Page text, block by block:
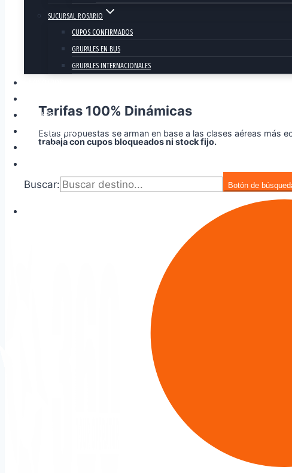
SUCURSAL ROSARIO
CUPOS CONFIRMADOS
GRUPALES EN BUS
GRUPALES INTERNACIONALES
AFICHES
OFERTAS FLASH
CONTACTO
Buscar: Botón de
Tarifas 100% Dinámicas
Estas propuestas se arman en base a las clases aéreas más
trabaja con cupos bloqueados ni stock fijo.